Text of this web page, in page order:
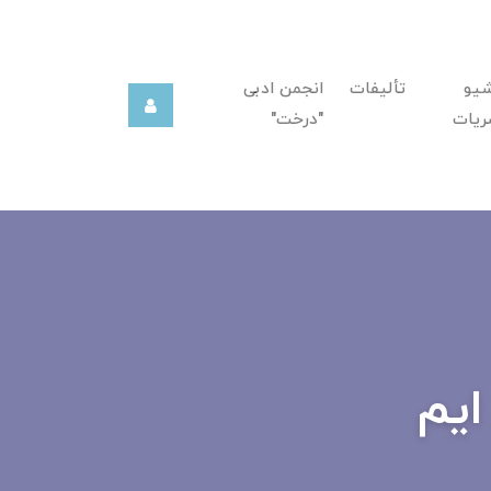
تألیفات
انجمن ادبی
"درخت"